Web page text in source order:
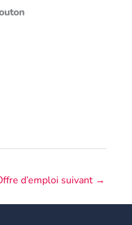
d’emploi suivant →